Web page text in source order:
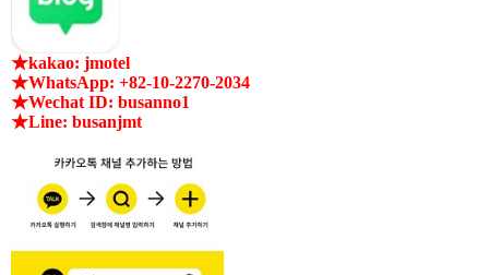
★kakao: jmotel
★WhatsApp: +82-10-2270-2034
★Wechat ID: busanno1
★Line: busanjmt